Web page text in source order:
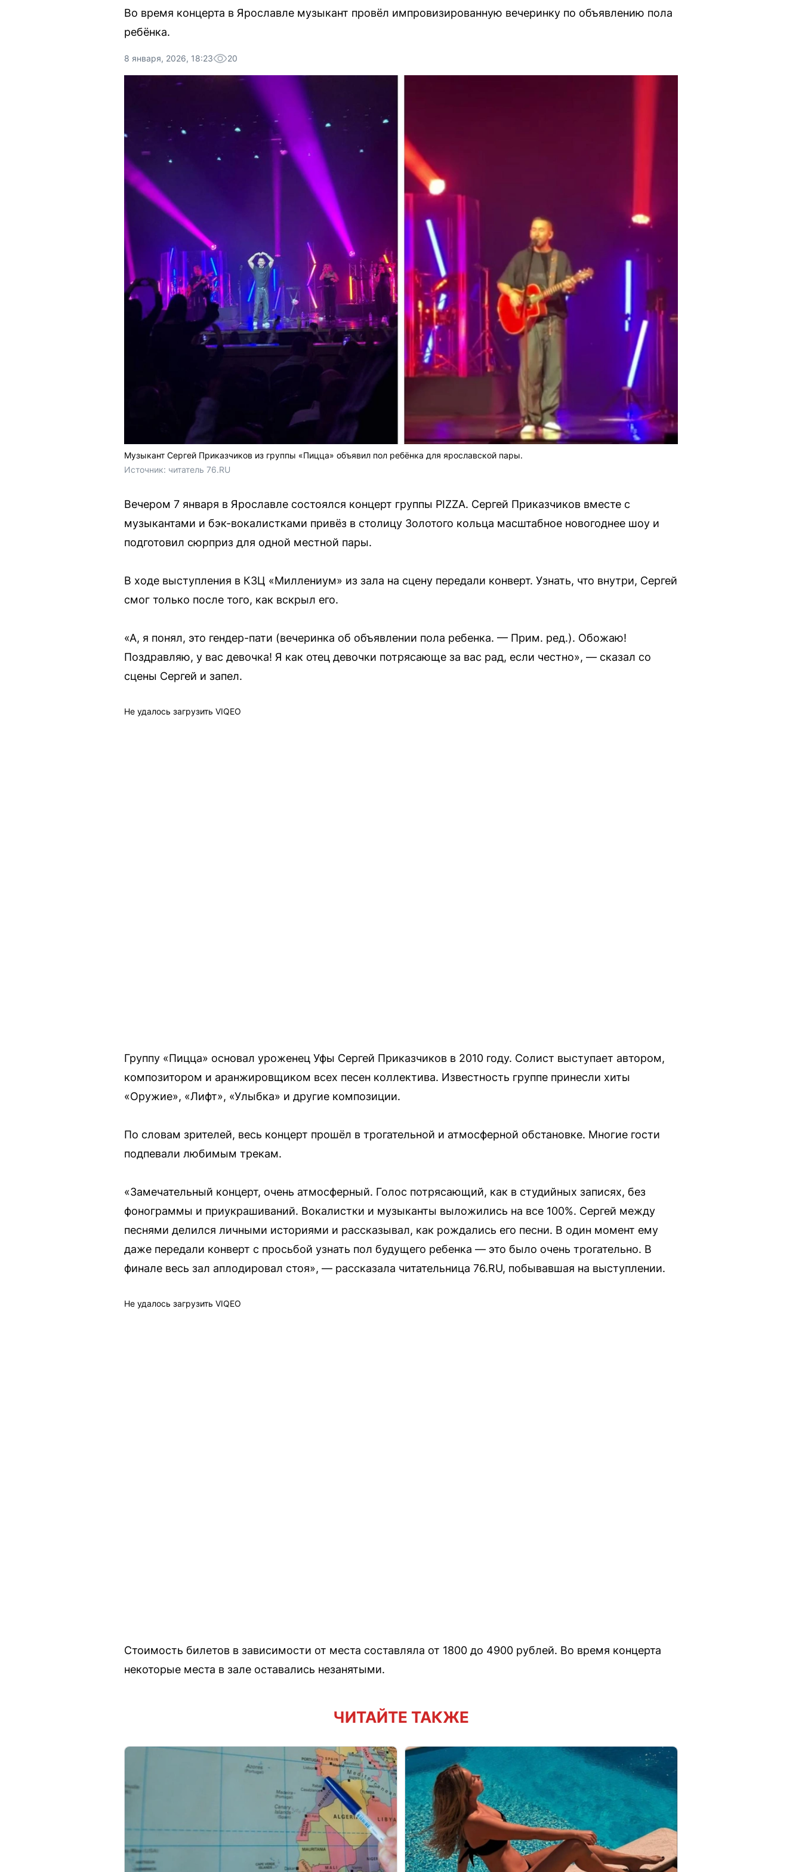
Во время концерта в Ярославле музыкант провёл импровизированную вечеринку по объявлению пола
ребёнка.
8 января, 2026, 18:23 20
Музыкант Сергей Приказчиков из группы «Пицца» объявил пол ребёнка для ярославской пары.
Источник: читатель 76.RU
Вечером 7 января в Ярославле состоялся концерт группы PIZZA. Сергей Приказчиков вместе с
музыкантами и бэк-вокалистками привёз в столицу Золотого кольца масштабное новогоднее шоу и
подготовил сюрприз для одной местной пары.
В ходе выступления в КЗЦ «Миллениум» из зала на сцену передали конверт. Узнать, что внутри, Сергей
смог только после того, как вскрыл его.
«А, я понял, это гендер-пати (вечеринка об объявлении пола ребенка. — Прим. ред.). Обожаю!
Поздравляю, у вас девочка! Я как отец девочки потрясающе за вас рад, если честно», — сказал со
сцены Сергей и запел.
Не удалось загрузить VIQEO
Группу «Пицца» основал уроженец Уфы Сергей Приказчиков в 2010 году. Солист выступает автором,
композитором и аранжировщиком всех песен коллектива. Известность группе принесли хиты
«Оружие», «Лифт», «Улыбка» и другие композиции.
По словам зрителей, весь концерт прошёл в трогательной и атмосферной обстановке. Многие гости
подпевали любимым трекам.
«Замечательный концерт, очень атмосферный. Голос потрясающий, как в студийных записях, без
фонограммы и приукрашиваний. Вокалистки и музыканты выложились на все 100%. Сергей между
песнями делился личными историями и рассказывал, как рождались его песни. В один момент ему
даже передали конверт с просьбой узнать пол будущего ребенка — это было очень трогательно. В
финале весь зал аплодировал стоя», — рассказала читательница 76.RU, побывавшая на выступлении.
Не удалось загрузить VIQEO
Стоимость билетов в зависимости от места составляла от 1800 до 4900 рублей. Во время концерта
некоторые места в зале оставались незанятыми.
ЧИТАЙТЕ ТАКЖЕ